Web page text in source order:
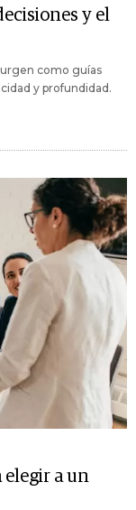
y el
como guías
y profundidad.
elegir a un